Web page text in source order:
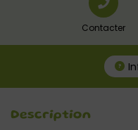
Contacter
Description